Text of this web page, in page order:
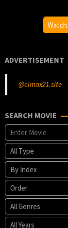
04-
Hamilton
Watch
ADVERTISEMENT
@cimax21.site
SEARCH MOVIE